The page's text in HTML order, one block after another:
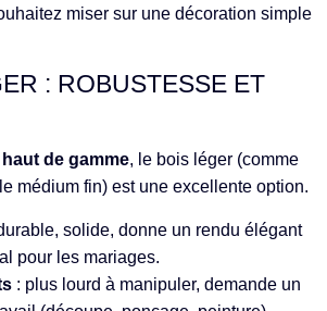
miser sur une décoration simple
: ROBUSTESSE ET
haut de gamme, le bois léger (comme
médium fin) est une excellente option.
solide, donne un rendu élégant
pour les mariages.
: plus lourd à manipuler, demande un